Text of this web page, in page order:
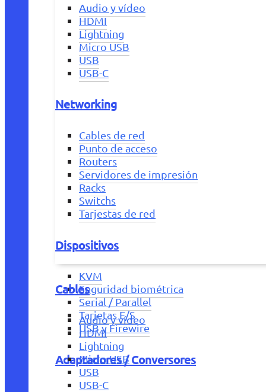
Audio y vídeo
HDMI
Lightning
Micro USB
USB
USB-C
Networking
Cables de red
Punto de acceso
Routers
Servidores de impresión
Racks
Switchs
Tarjestas de red
Dispositivos
KVM
Seguridad biométrica
Serial / Parallel
Tarjetas E/S
USB y Firewire
Adaptadores / Conversores
Cables
Audio y vídeo
HDMI
Lightning
Micro USB
USB
USB-C